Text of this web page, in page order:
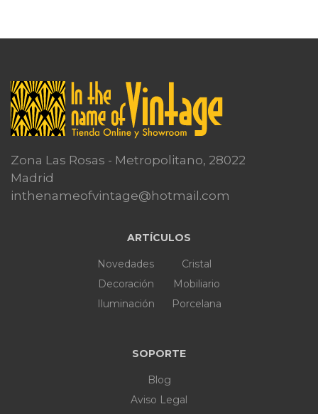
Zona Las Rosas - Metropolitano, 28022
Madrid
inthenameofvintage@hotmail.com
ARTÍCULOS
Novedades
Decoración
Iluminación
Cristal
Mobiliario
Porcelana
SOPORTE
Blog
Aviso Legal